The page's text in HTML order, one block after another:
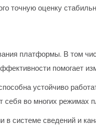
точную оценку
платформы. В том
помогает
устойчиво
во многих режимах
в системе сведений и